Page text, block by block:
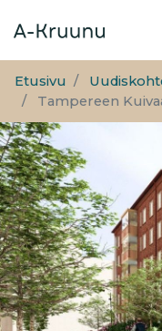
Etusivu
Tampereen